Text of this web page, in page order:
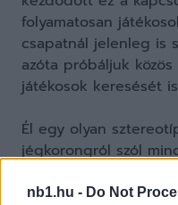
nb1.hu - Do Not
folyamatosan
csapatnál jelenleg is
azóta próbáljuk
játékosok keresését
Él egy olyan
jégkorongról szól
valaki. Hogy ez
példa, hogy 250